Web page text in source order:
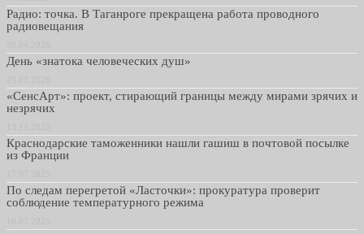
Радио: точка. В Таганроге прекращена работа проводного
радиовещания
День «знатока человеческих душ»
«СенсАрт»: проект, стирающий границы между мирами зрячих и
незрячих
Краснодарские таможенники нашли гашиш в почтовой посылке
из Франции
По следам перегретой «Ласточки»: прокуратура проверит
соблюдение температурного режима